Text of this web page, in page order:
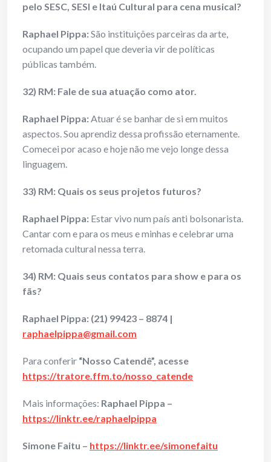
pelo SESC, SESI e Itaú Cultural para cena musical?
Raphael Pippa:São instituições parceiras da arte,
ocupando um papel que deveria vir de políticas
públicas também.
32) RM: Fale de sua atuação como ator.
Raphael Pippa:Atuar é se banhar de si em muitos
aspectos. Sou aprendiz dessa profissão eternamente.
Comecei por acaso e hoje não me vejo longe dessa
linguagem.
33) RM: Quais os seus projetos futuros?
Raphael Pippa: Estar vivo num país anti bolsonarista.
Cantar com e para os meus e minhas e celebrar uma
retomada cultural nessa terra.
34) RM: Quais seus contatos para show e para os
fãs?
Raphael Pippa: (21) 99423 – 8874 |
raphaelpippa@gmail.com
Para conferir “Nosso Catendê”, acesse
https://tratore.ffm.to/nosso_catende
Mais informações: Raphael Pippa –
https://linktr.ee/raphaelpippa
Simone Faitu – https://linktr.ee/simonefaitu